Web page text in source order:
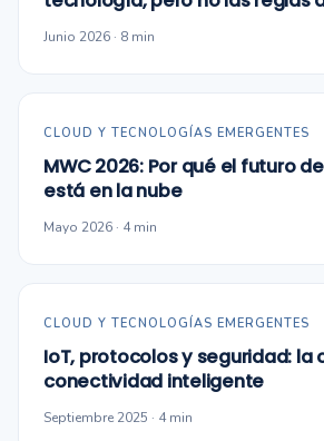
Junio 2026 · 8 min
CLOUD Y TECNOLOGÍAS EMERGENTES
MWC 2026: Por qué el futuro
está en la nube
Mayo 2026 · 4 min
CLOUD Y TECNOLOGÍAS EMERGENTES
IoT, protocolos y seguridad: la
conectividad inteligente
Septiembre 2025 · 4 min